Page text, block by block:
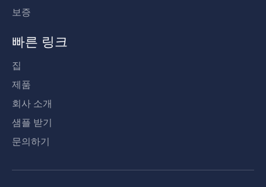
보증
빠른 링크
집
제품
회사 소개
샘플 받기
문의하기